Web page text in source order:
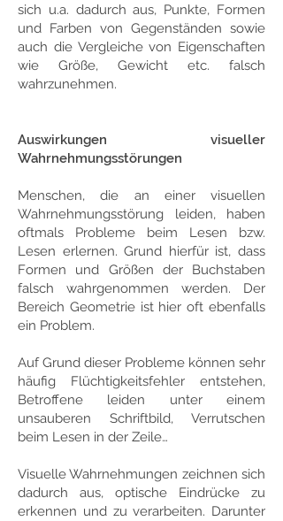
sich u.a. dadurch aus, Punkte, Formen
und Farben von Gegenständen sowie
auch die Vergleiche von Eigenschaften
wie Größe, Gewicht etc. falsch
wahrzunehmen.
Auswirkungen visueller
Wahrnehmungsstörungen
Menschen, die an einer visuellen
Wahrnehmungsstörung leiden, haben
oftmals Probleme beim Lesen bzw.
Lesen erlernen. Grund hierfür ist, dass
Formen und Größen der Buchstaben
falsch wahrgenommen werden. Der
Bereich Geometrie ist hier oft ebenfalls
ein Problem.
Auf Grund dieser Probleme können sehr
häufig Flüchtigkeitsfehler entstehen,
Betroffene leiden unter einem
unsauberen Schriftbild, Verrutschen
beim Lesen in der Zeile…
Visuelle Wahrnehmungen zeichnen sich
dadurch aus, optische Eindrücke zu
erkennen und zu verarbeiten. Darunter